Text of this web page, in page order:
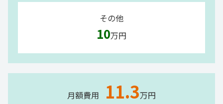
その他
10万円
月額費用 11.3万円